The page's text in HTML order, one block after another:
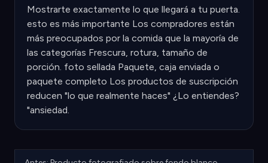
Mostrarte exactamente lo que llegará a tu puerta.
esto es más importante Los compradores están
más preocupados por la comida que la mayoría de
las categorías Frescura, rotura, tamaño de
porción. foto sellada Paquete, caja enviada o
paquete completo Los productos de suscripción
reducen "lo que realmente haces" ¿Lo entiendes?
"ansiedad.